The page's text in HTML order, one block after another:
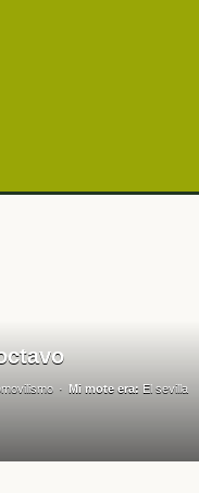
Mi mote era: El sevilla